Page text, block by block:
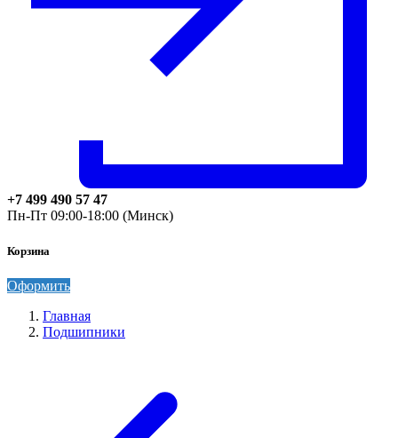
+7 499 490 57 47
Пн-Пт 09:00-18:00 (Минск)
Корзина
Оформить
Главная
Подшипники